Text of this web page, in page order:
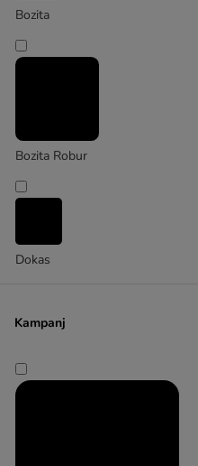
Bozita
Bozita Robur
Dokas
Kampanj